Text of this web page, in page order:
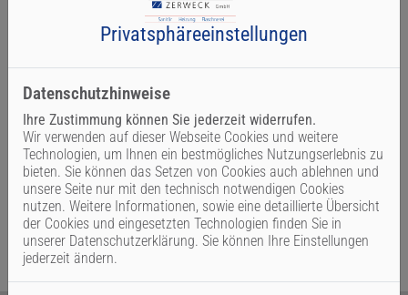
Wertigkeit
Sie steigern den Wiederverkaufswert Ihrer Immobilie durch
die Installation einer zentralen Staubsaugeranlage
Privatsphäre­einstellungen
Datenschutzhinweise
Ihre Zustimmung können Sie jederzeit widerrufen.
Wir verwenden auf dieser Webseite Cookies und weitere
Technologien, um Ihnen ein bestmögliches Nutzungserlebnis zu
bieten. Sie können das Setzen von Cookies auch ablehnen und
unsere Seite nur mit den technisch notwendigen Cookies
nutzen. Weitere Informationen, sowie eine detaillierte Übersicht
der Cookies und eingesetzten Technologien finden Sie in
unserer Datenschutzerklärung. Sie können Ihre Einstellungen
jederzeit ändern.